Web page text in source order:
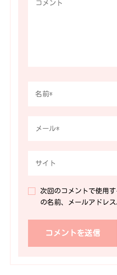
次回のコメントで使用
の名前、メールアドレ